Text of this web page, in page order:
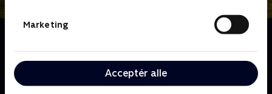
Marketing
Acceptér alle
madlavningsshow med sine bedste venner Olly, Ruby
og Henry.